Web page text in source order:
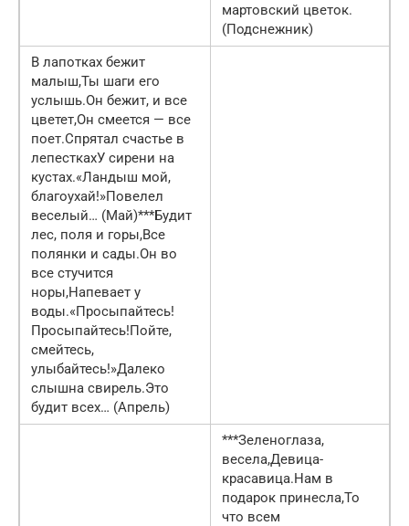
мартовский цветок.
(Подснежник)
В лапотках бежит
малыш,Ты шаги его
услышь.Он бежит, и все
цветет,Он смеется — все
поет.Спрятал счастье в
лепесткахУ сирени на
кустах.«Ландыш мой,
благоухай!»Повелел
веселый… (Май)***Будит
лес, поля и горы,Все
полянки и сады.Он во
все стучится
норы,Напевает у
воды.«Просыпайтесь!
Просыпайтесь!Пойте,
смейтесь,
улыбайтесь!»Далеко
слышна свирель.Это
будит всех… (Апрель)
***Зеленоглаза,
весела,Девица-
красавица.Нам в
подарок принесла,То
что всем